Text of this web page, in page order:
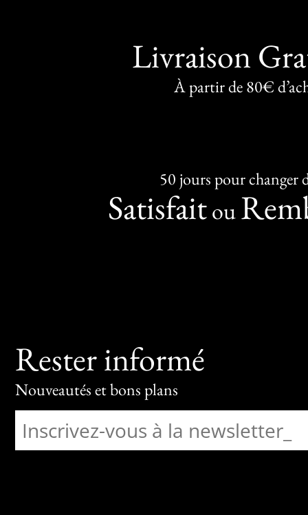
Livraison
À partir de 80€
50 jours pour changer
Satisfaitou
Rester informé
Nouveautés et bons plans